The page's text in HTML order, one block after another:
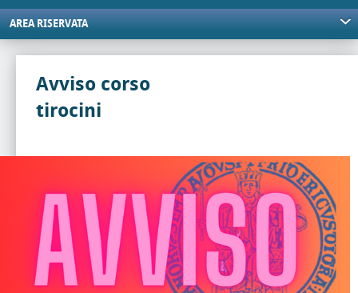
AREA RISERVATA
Avviso corso
tirocini